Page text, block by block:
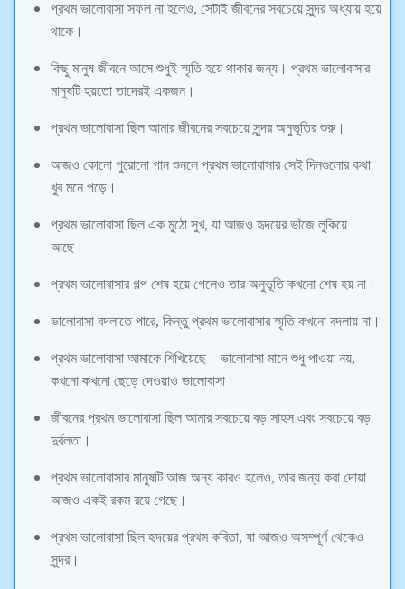
প্রথম ভালোবাসা সফল না হলেও, সেটাই জীবনের সবচেয়ে সুন্দর অধ্যায় হয়ে
থাকে।
কিছু মানুষ জীবনে আসে শুধুই স্মৃতি হয়ে থাকার জন্য। প্রথম ভালোবাসার
মানুষটি হয়তো তাদেরই একজন।
প্রথম ভালোবাসা ছিল আমার জীবনের সবচেয়ে সুন্দর অনুভূতির শুরু।
আজও কোনো পুরোনো গান শুনলে প্রথম ভালোবাসার সেই দিনগুলোর কথা
খুব মনে পড়ে।
প্রথম ভালোবাসা ছিল এক মুঠো সুখ, যা আজও হৃদয়ের ভাঁজে লুকিয়ে
আছে।
প্রথম ভালোবাসার গল্প শেষ হয়ে গেলেও তার অনুভূতি কখনো শেষ হয় না।
ভালোবাসা বদলাতে পারে, কিন্তু প্রথম ভালোবাসার স্মৃতি কখনো বদলায় না।
প্রথম ভালোবাসা আমাকে শিখিয়েছে—ভালোবাসা মানে শুধু পাওয়া নয়,
কখনো কখনো ছেড়ে দেওয়াও ভালোবাসা।
জীবনের প্রথম ভালোবাসা ছিল আমার সবচেয়ে বড় সাহস এবং সবচেয়ে বড়
দুর্বলতা।
প্রথম ভালোবাসার মানুষটি আজ অন্য কারও হলেও, তার জন্য করা দোয়া
আজও একই রকম রয়ে গেছে।
প্রথম ভালোবাসা ছিল হৃদয়ের প্রথম কবিতা, যা আজও অসম্পূর্ণ থেকেও
সুন্দর।